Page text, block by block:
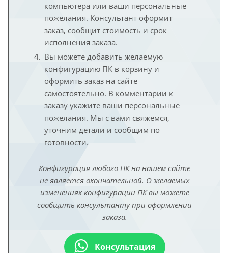
компьютера или ваши персональные
пожелания. Консультант оформит
заказ, сообщит стоимость и срок
исполнения заказа.
Вы можете добавить желаемую
конфигурацию ПК в корзину и
оформить заказ на сайте
самостоятельно. В комментарии к
заказу укажите ваши персональные
пожелания. Мы с вами свяжемся,
уточним детали и сообщим по
готовности.
Конфигурация любого ПК на нашем сайте
не является окончательной. О желаемых
изменениях конфигурации ПК вы можете
сообщить консультанту при оформлении
заказа.
Консультация